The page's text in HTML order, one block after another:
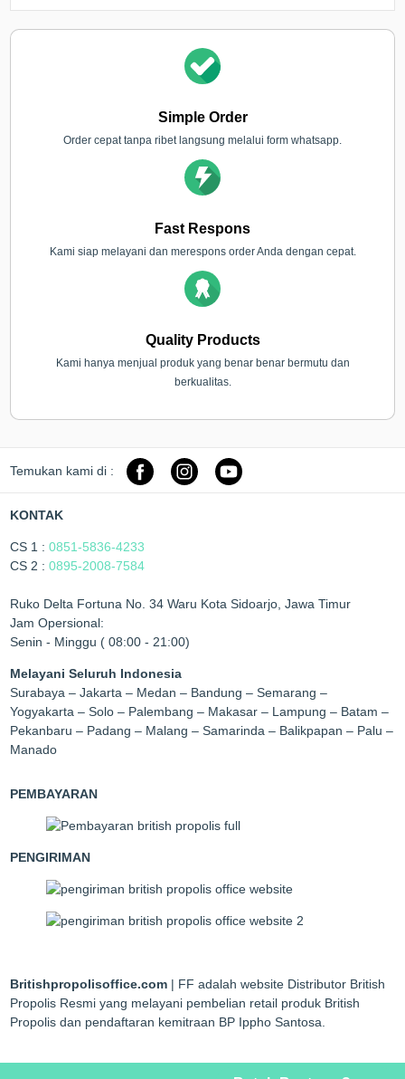
Simple Order
Order cepat tanpa ribet langsung melalui form whatsapp.
Fast Respons
Kami siap melayani dan merespons order Anda dengan cepat.
Quality Products
Kami hanya menjual produk yang benar benar bermutu dan
berkualitas.
Temukan kami di :
KONTAK
CS 1 :0851-5836-4233
CS 2 :0895-2008-7584
Ruko Delta Fortuna No. 34 Waru Kota Sidoarjo, Jawa Timur
Jam Opersional:
Senin - Minggu ( 08:00 - 21:00)
Melayani Seluruh Indonesia
Surabaya – Jakarta – Medan – Bandung – Semarang –
Yogyakarta – Solo – Palembang – Makasar – Lampung – Batam –
Pekanbaru – Padang – Malang – Samarinda – Balikpapan – Palu –
Manado
PEMBAYARAN
PENGIRIMAN
Britishpropolisoffice.com | FF adalah website Distributor British
Propolis Resmi yang melayani pembelian retail produk British
Propolis dan pendaftaran kemitraan BP Ippho Santosa.